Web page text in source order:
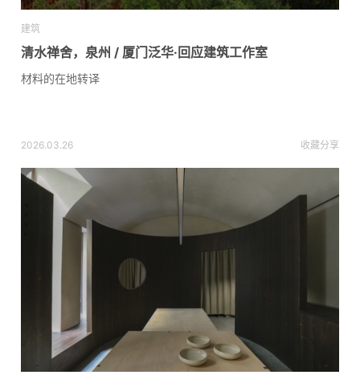
建筑
清水禅舍，泉州 / 厦门泛华·回应建筑工作室
材料的在地转译
2026.03.26 收藏分享